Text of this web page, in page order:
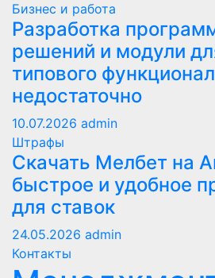
Бизнес и работа
Разработка
решений и модули
типового
недостаточно
10.07.2026 admin
Штрафы
Скачать Мелбет на
быстрое и удобное
для ставок
24.05.2026 admin
Контакты